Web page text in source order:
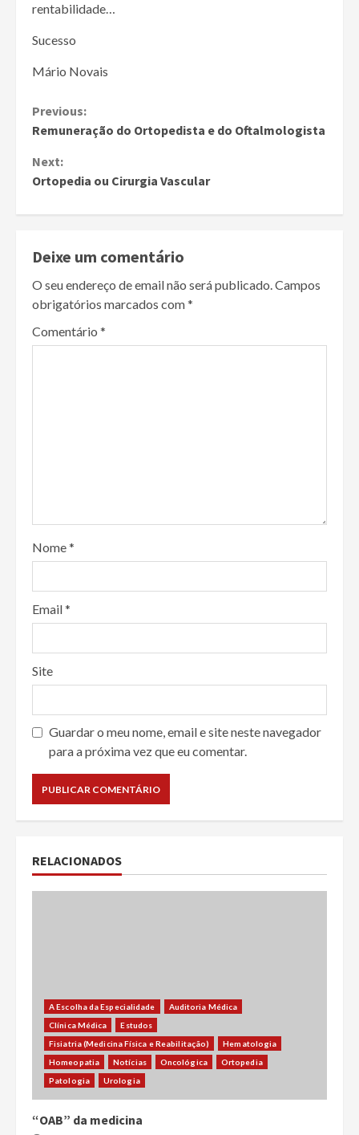
rentabilidade…
Sucesso
Mário Novais
Continue
Reading
Previous:
Remuneração do Ortopedista e do Oftalmologista
Next:
Ortopedia ou Cirurgia Vascular
Deixe um comentário
O seu endereço de email não será publicado.Campos
obrigatórios marcados com*
Comentário *
Nome*
Email*
Site
Guardar o meu nome, email e site neste navegador
para a próxima vez que eu comentar.
RELACIONADOS
A Escolha da Especialidade
Auditoria Médica
Clínica Médica
Estudos
Fisiatria (Medicina Física e Reabilitação)
Hematologia
Homeopatia
Notícias Oncológica
Ortopedia
Patologia
Urologia
“OAB” da medicina